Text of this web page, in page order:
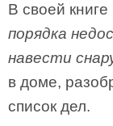
В своей
порядка
навести
в доме,
список дел.